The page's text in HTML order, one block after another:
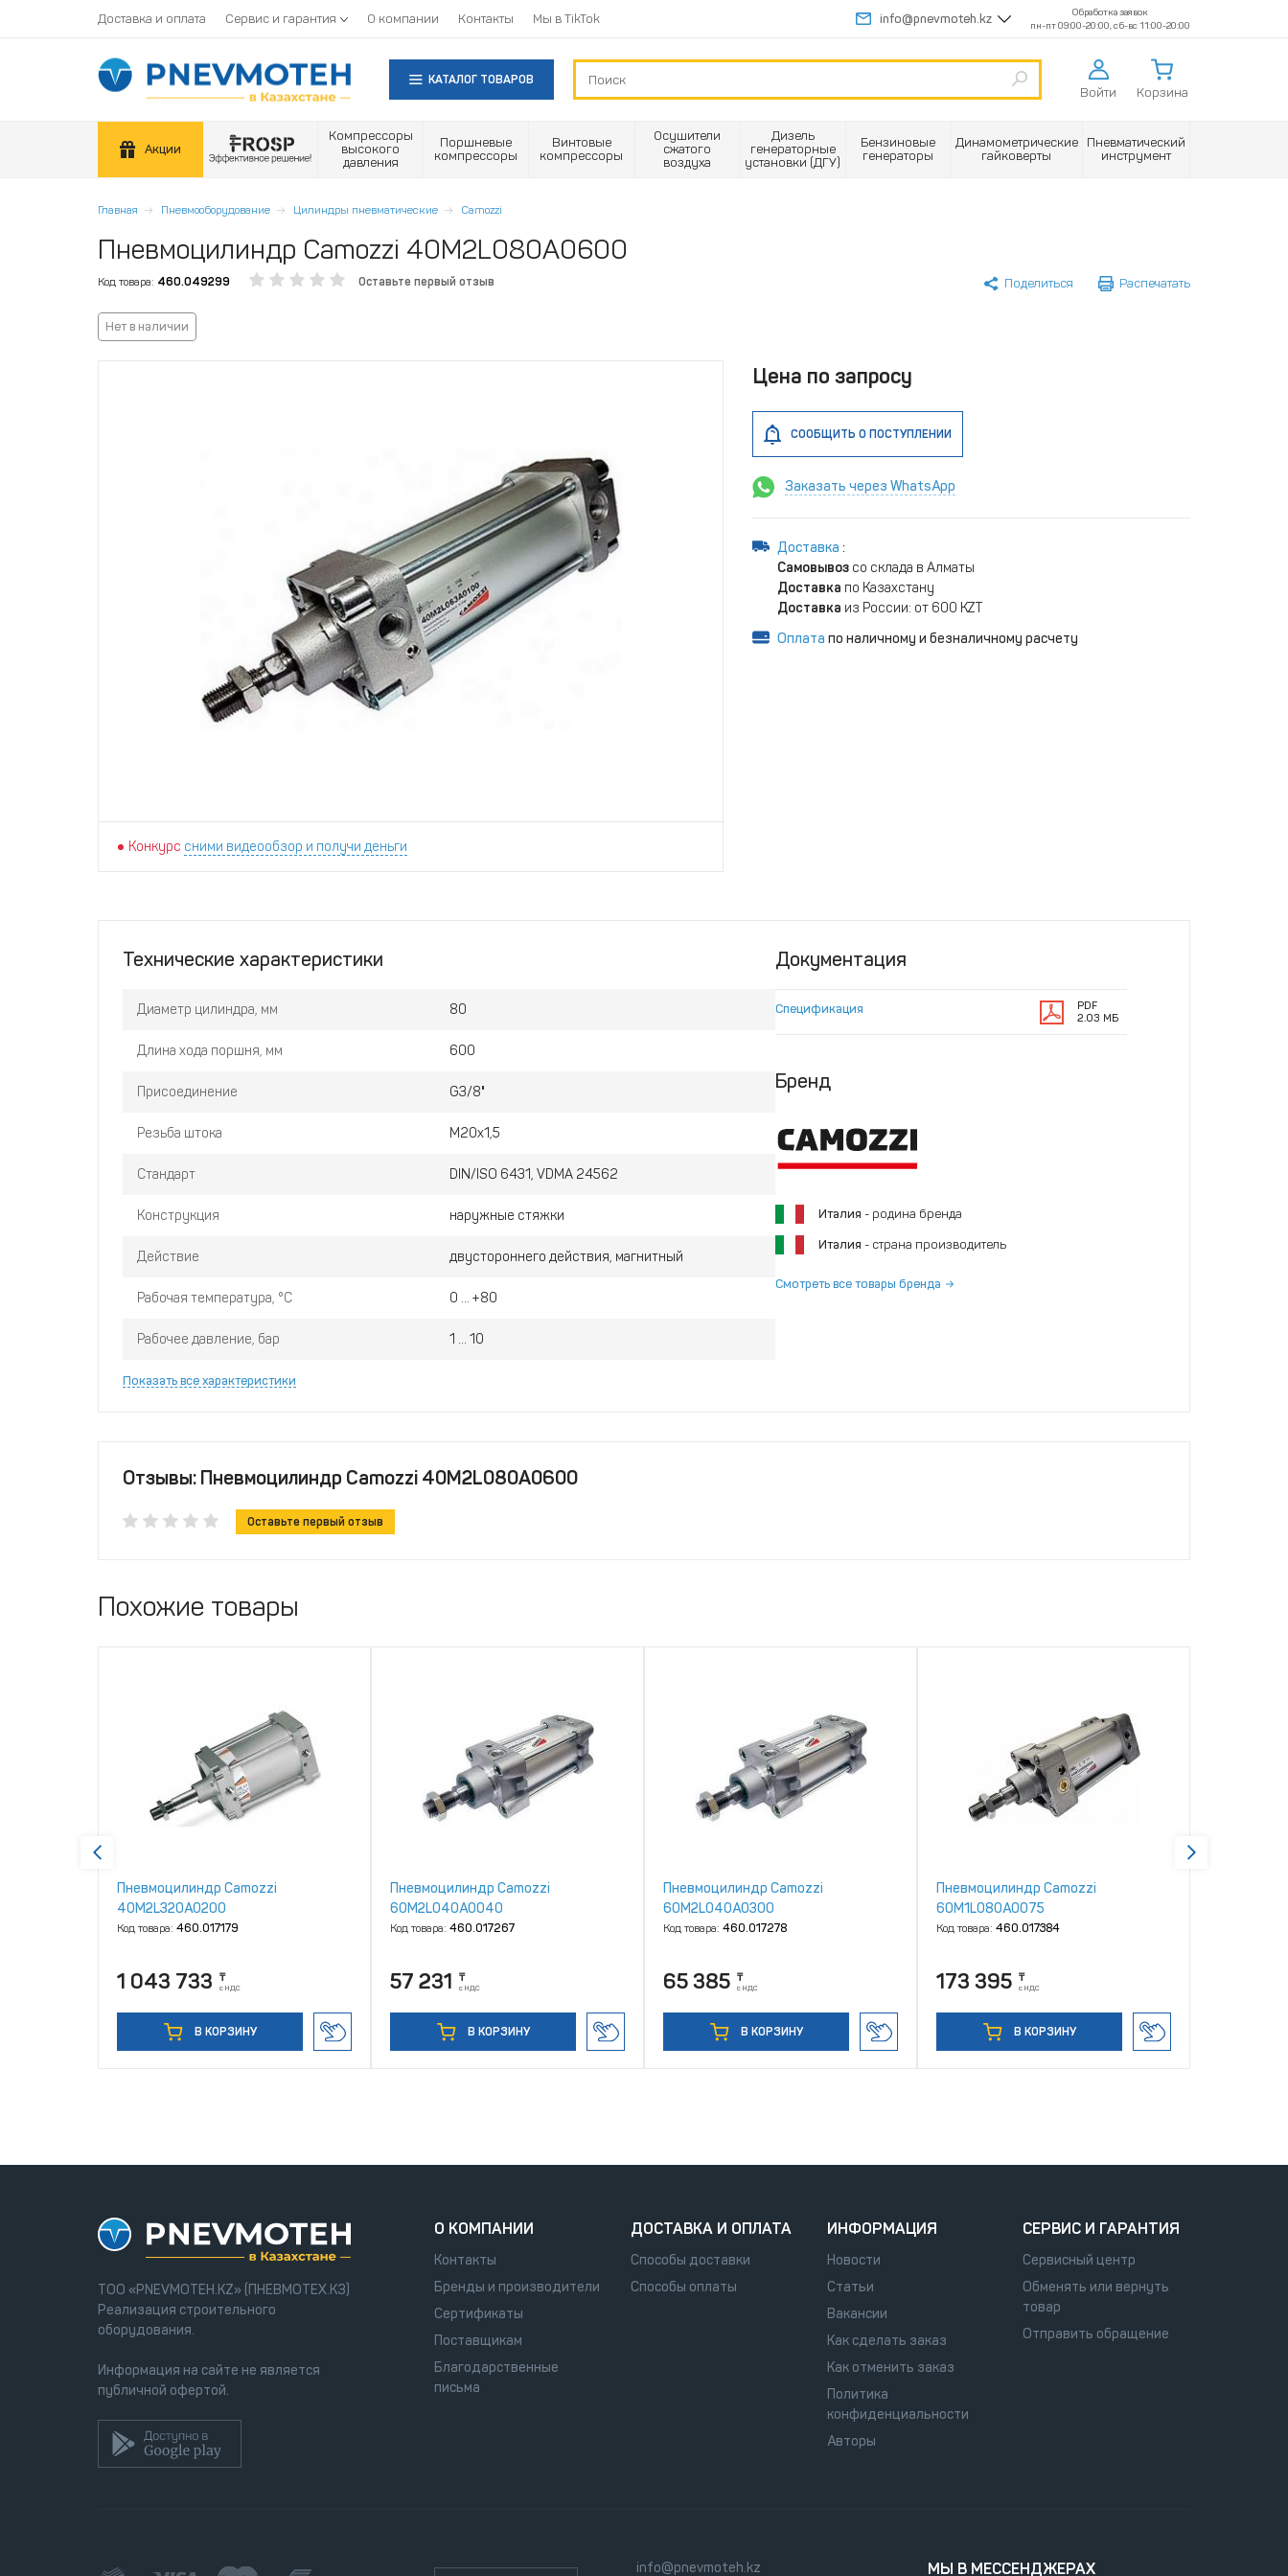
Доставка и оплата Сервис и гарантия О компании Контакты Мы в TikTok info@pnevmoteh.kz
Обработка заявок
пн-пт 09:00-20:00, сб-вс 11:00-20:00
КАТАЛОГ ТОВАРОВ
Войти Корзина
Акции
Компрессоры
высокого
давления
Поршневые
компрессоры
Винтовые
компрессоры
Осушители
сжатого
воздуха
Дизель
генераторные
установки (ДГУ)
Бензиновые
генераторы
Динамометрические
гайковерты
Пневматический
инструмент
Главная Пневмооборудование Цилиндры пневматические Camozzi
Пневмоцилиндр Camozzi 40M2L080A0600
Код товара: 460.049299 Оставьте первый отзыв Поделиться Распечатать
Нет в наличии
Конкурс сними видеообзор и получи деньги
Цена по запросу
СООБЩИТЬ О ПОСТУПЛЕНИИ
Заказать через WhatsApp
Доставка :
Самовывозсо склада в Алматы
Доставка по Казахстану
Доставка из России: от 600 KZT
Оплата по наличному и безналичному расчету
Технические характеристики
Диаметр цилиндра, мм 80
Длина хода поршня, мм 600
Присоединение G3/8"
Резьба штока M20x1,5
Стандарт DIN/ISO 6431, VDMA 24562
Конструкция наружные стяжки
Действие двустороннего действия, магнитный
Рабочая температура, °С 0 ... +80
Рабочее давление, бар 1 ... 10
Показать все характеристики
Документация
Спецификация
PDF
2.03 МБ
Бренд
Италия - родина бренда
Италия - страна производитель
Смотреть все товары бренда
Отзывы: Пневмоцилиндр Camozzi 40M2L080A0600
Оставьте первый отзыв
Похожие товары
Пневмоцилиндр Camozzi
40M2L320A0200
Код товара: 460.017179
1 043 733 ₸
с НДС
В КОРЗИНУ
Пневмоцилиндр Camozzi
60M2L040A0040
Код товара: 460.017267
57 231 ₸
с НДС
В КОРЗИНУ
Пневмоцилиндр Camozzi
60M2L040A0300
Код товара: 460.017278
65 385 ₸
с НДС
В КОРЗИНУ
Пневмоцилиндр Camozzi
60M1L080A0075
Код товара: 460.017384
173 395 ₸
с НДС
В КОРЗИНУ
ТОО «PNEVMOTEH.KZ» (ПНЕВМОТЕХ.КЗ)
Реализация строительного
оборудования.
Информация на сайте не является
публичной офертой.
О КОМПАНИИ
Контакты
Бренды и производители
Сертификаты
Поставщикам
Благодарственные
письма
ДОСТАВКА И ОПЛАТА
Способы доставки
Способы оплаты
ИНФОРМАЦИЯ
Новости
Статьи
Вакансии
Как сделать заказ
Как отменить заказ
Политика
конфиденциальности
Авторы
СЕРВИС И ГАРАНТИЯ
Сервисный центр
Обменять или вернуть
товар
Отправить обращение
info@pnevmoteh.kz МЫ В МЕССЕНДЖЕРАХ